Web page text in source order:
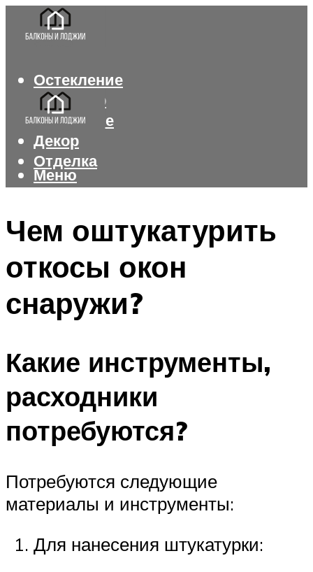
Остекление
Интерьер
Утепление
Декор
Отделка
Меню
Чем оштукатурить
откосы окон
снаружи?
Какие инструменты,
расходники
потребуются?
Потребуются следующие
материалы и инструменты:
Для нанесения штукатурки: